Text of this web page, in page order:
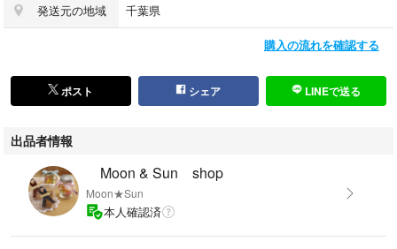
#青山みるく
#昭和レトロ
#ファンシー
#お土産
#ポストカード
発送元の地域 千葉県
購入の流れを確認する
ポスト シェア LINEで送る
出品者情報
Moon & Sun shop
Moon★Sun
本人確認済